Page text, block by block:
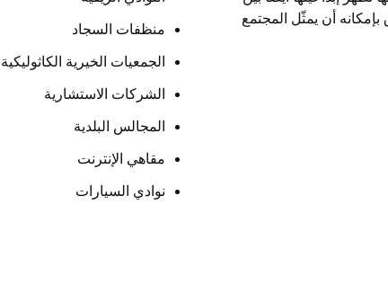
بإمكانه أن يمثّل المجتمع
منظفات السجاد
الجمعيات الخيرية الكاثوليكية
الشركات الاستشارية
المجالس البلدية
مقاهي الإنترنت
نوادي السيارات